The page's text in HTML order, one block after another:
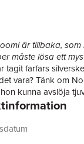
är tillbaka,
måste lösa ett
tagit farfars
vara? Tänk om
kunna avslöja
tilldelades
vi värna det
på andra sidan